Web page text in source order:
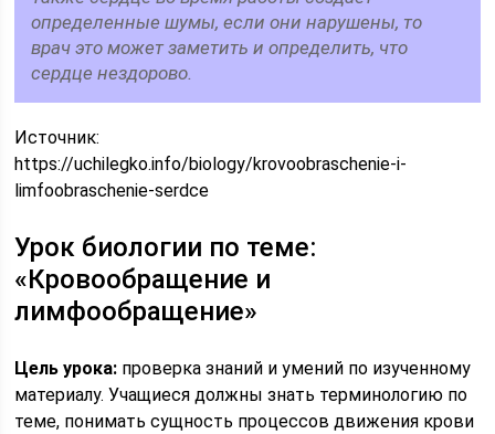
определенные шумы, если они нарушены, то
врач это может заметить и определить, что
сердце нездорово.
Источник:
https://uchilegko.info/biology/krovoobraschenie-i-
limfoobraschenie-serdce
Урок биологии по теме:
«Кровообращение и
лимфообращение»
Цель урока: проверка знаний и умений по изученному
материалу. Учащиеся должны знать терминологию по
теме, понимать сущность процессов движения крови